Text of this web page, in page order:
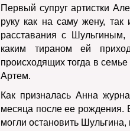
Первый супруг артистки
руку как на саму жену,
расставания с
каким тираном ей
происходящих тогда в
Артем.
Как призналась Анна
месяца после ее рождения.
могли остановить Шульгина,